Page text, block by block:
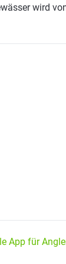
wird
App für